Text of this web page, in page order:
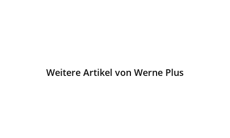
Weitere Artikel von Werne Plus